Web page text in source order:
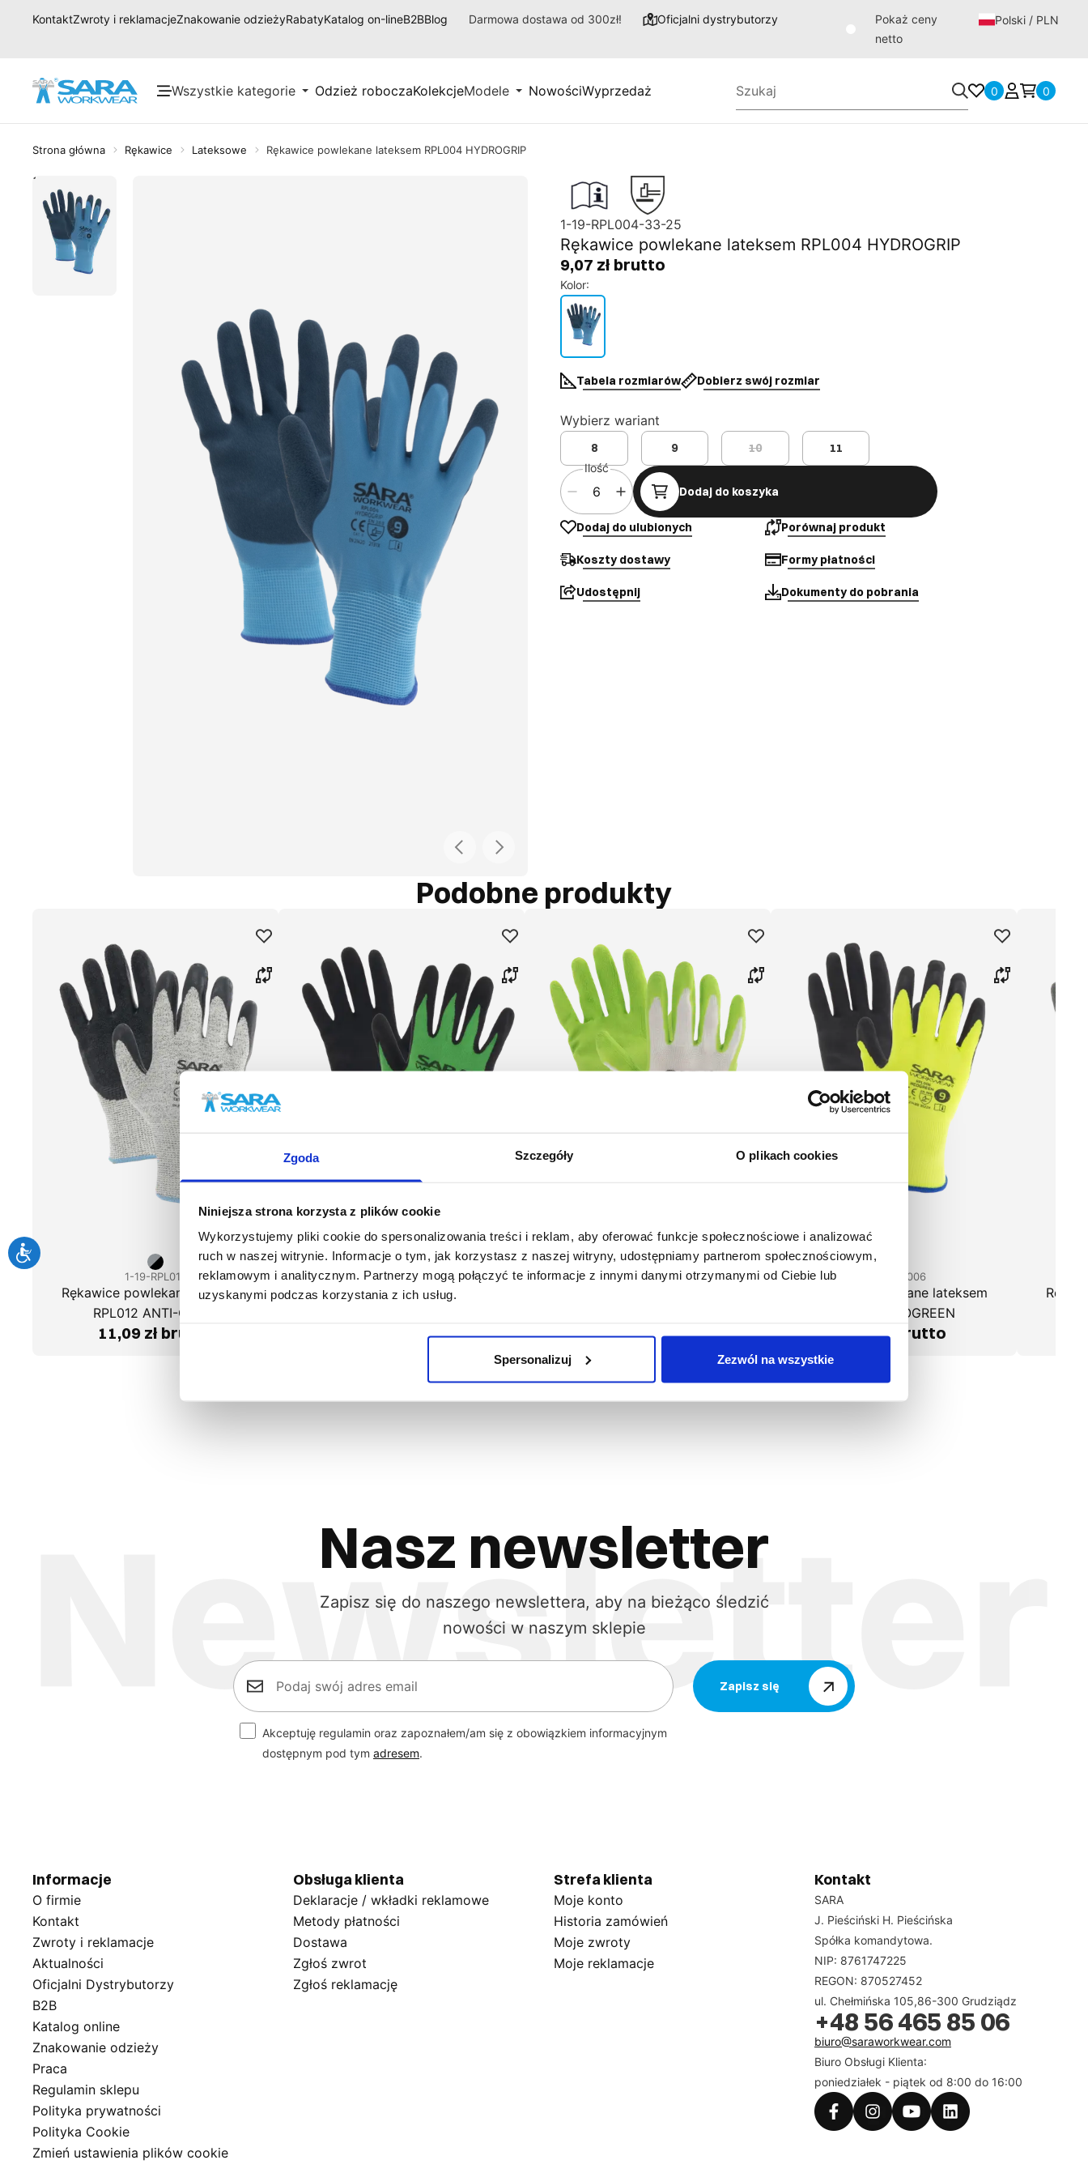
Zgoda Szczegóły O plikach cookies
Niniejsza strona korzysta z plików cookie
Wykorzystujemy pliki cookie do spersonalizowania treści i reklam, aby oferować funkcje społecznościowe i analizować
ruch w naszej witrynie. Informacje o tym, jak korzystasz z naszej witryny, udostępniamy partnerom społecznościowym,
reklamowym i analitycznym. Partnerzy mogą połączyć te informacje z innymi danymi otrzymanymi od Ciebie lub
uzyskanymi podczas korzystania z ich usług.
Spersonalizuj Zezwól na wszystkie
KontaktZwroty i reklamacjeZnakowanie odzieżyRabatyKatalog on-lineB2BBlog Darmowa dostawa od 300zł! Oficjalni dystrybutorzy
Pokaż ceny
netto
Polski / PLN
Wszystkie kategorie Odzież roboczaKolekcjeModele NowościWyprzedaż 0 0
Strona główna Rękawice Lateksowe Rękawice powlekane lateksem RPL004 HYDROGRIP
1-19-RPL004-33-25
Rękawice powlekane lateksem RPL004 HYDROGRIP
9,07 zł brutto
Kolor:
Tabela rozmiarów Dobierz swój rozmiar
Wybierz wariant
8 9 10 11
Ilość
Dodaj do koszyka
Dodaj do ulubionych Porównaj produkt
Koszty dostawy Formy płatności
Udostępnij Dokumenty do pobrania
Podobne produkty
1-19-RPL012
Rękawice powlekane lateksem
RPL012 ANTI-CUT-L
11,09 zł brutto
1-19-RPL005
Rękawice powlekane lateksem
7,58 zł brutto
1-19-RPL007
3,38 zł brutto
1-19-RPL006
Rękawice powlekane lateksem
RPL006 NEOGREEN
2,16 zł brutto
Nasz newsletter
Zapisz się do naszego newslettera, aby na bieżąco śledzić
nowości w naszym sklepie
Zapisz się
Akceptuję regulamin oraz zapoznałem/am się z obowiązkiem informacyjnym
dostępnym pod tym adresem.
Informacje
O firmie
Kontakt
Zwroty i reklamacje
Aktualności
Oficjalni Dystrybutorzy
B2B
Katalog online
Znakowanie odzieży
Praca
Regulamin sklepu
Polityka prywatności
Polityka Cookie
Zmień ustawienia plików cookie
Obsługa klienta
Deklaracje / wkładki reklamowe
Metody płatności
Dostawa
Zgłoś zwrot
Zgłoś reklamację
Strefa klienta
Moje konto
Historia zamówień
Moje zwroty
Moje reklamacje
Kontakt
SARA
J. Pieściński H. Pieścińska
Spółka komandytowa.
NIP: 8761747225
REGON: 870527452
ul. Chełmińska 105,86-300 Grudziądz
+48 56 465 85 06
biuro@saraworkwear.com
Biuro Obsługi Klienta:
poniedziałek - piątek od 8:00 do 16:00